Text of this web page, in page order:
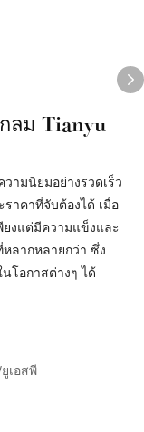
ลม Tianyu
ามนิยมอย่างรวดเร็ว
าคาที่จับต้องได้ เมื่อ
ยงแต่มีความแข็งและ
หลากหลายกว่า ซึ่ง
โอกาสต่างๆ ได้
เอสพี